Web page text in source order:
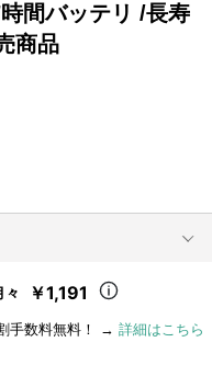
間バッテリ /長寿
商品
々 ￥1,191
手数料無料！ → 詳細はこちら